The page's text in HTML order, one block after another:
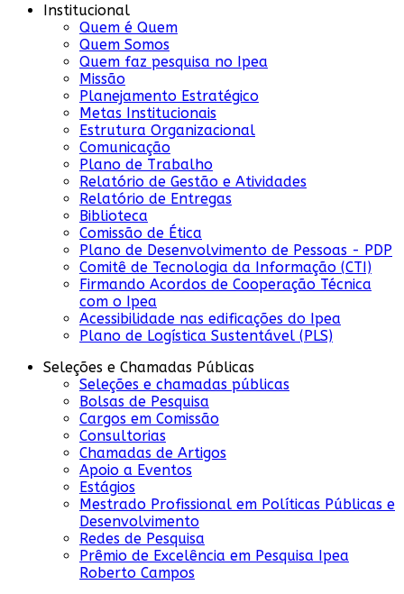
Institucional
Quem é Quem
Quem Somos
Quem faz pesquisa no Ipea
Missão
Planejamento Estratégico
Metas Institucionais
Estrutura Organizacional
Comunicação
Plano de Trabalho
Relatório de Gestão e Atividades
Relatório de Entregas
Biblioteca
Comissão de Ética
Plano de Desenvolvimento de Pessoas - PDP
Comitê de Tecnologia da Informação (CTI)
Firmando Acordos de Cooperação Técnica
com o Ipea
Acessibilidade nas edificações do Ipea
Plano de Logística Sustentável (PLS)
Seleções e Chamadas Públicas
Seleções e chamadas públicas
Bolsas de Pesquisa
Cargos em Comissão
Consultorias
Chamadas de Artigos
Apoio a Eventos
Estágios
Mestrado Profissional em Políticas Públicas e
Desenvolvimento
Redes de Pesquisa
Prêmio de Excelência em Pesquisa Ipea
Roberto Campos